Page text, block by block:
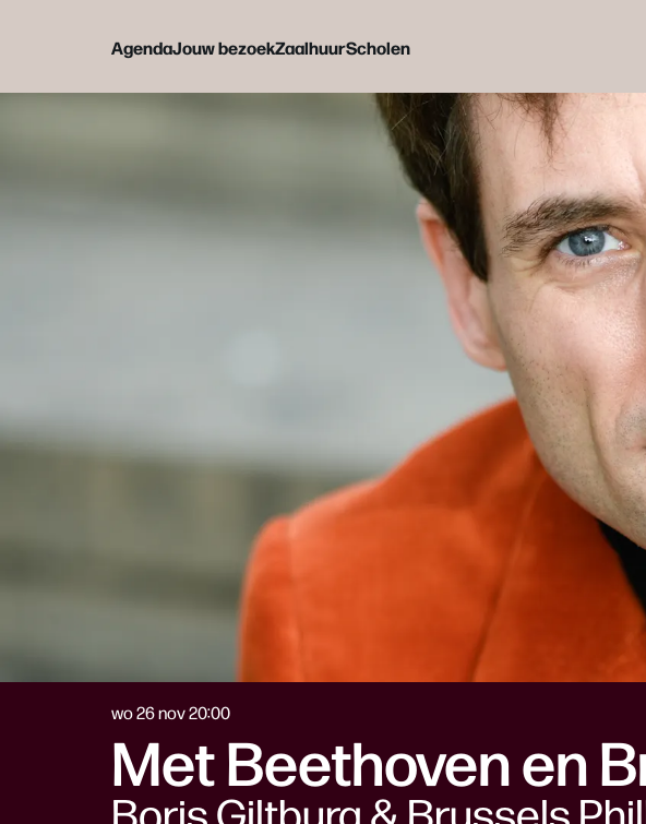
AgendaJouw bezoekZaalhuurScholen
Met Beethoven en
Boris Giltburg & Brussels
wo 26 nov20:00